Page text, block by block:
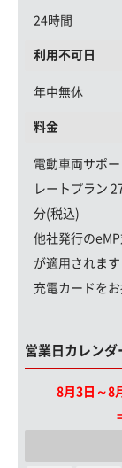
24時間
利用不可日
年中無休
料金
電動車両サポ
レートプラン
分(税込)
他社発行の
が適用されます
充電カードを
営業日カレンダ
8月3日～8